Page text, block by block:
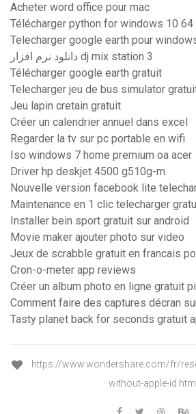
Acheter word office pour mac
Télécharger python for windows 10
Telecharger google earth pour
دانلود نرم افزار dj mix station 3
Télécharger google earth gratuit
Telecharger jeu de bus simulator
Jeu lapin cretain gratuit
Créer un calendrier annuel dans excel
Regarder la tv sur pc portable en wifi
Iso windows 7 home premium oa acer
Driver hp deskjet 4500 g510g-m
Nouvelle version facebook lite
Maintenance en 1 clic telecharger
Installer bein sport gratuit sur android
Movie maker ajouter photo sur video
Jeux de scrabble gratuit en francais
Cron-o-meter app reviews
Créer un album photo en ligne gratuit
Comment faire des captures décran
Tasty planet back for seconds gratuit
https://www.wondershare.com/fr/
without-apple-id.html